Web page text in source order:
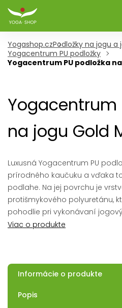
Yogashop.czPodložky na jogu
Yogacentrum PU podložky
Yogacentrum PU podložka
Yogacentrum
na jogu Gold
Luxusná Yogacentrum PU
prírodného kaučuku a vďaka
podlahe. Na jej povrchu je
protišmykového polyuretánu,
pohodlie pri vykonávaní
Viac o produkte
Informácie o produkte
Popis